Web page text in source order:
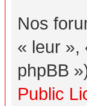
Nos
« leur »,
phpBB
Public